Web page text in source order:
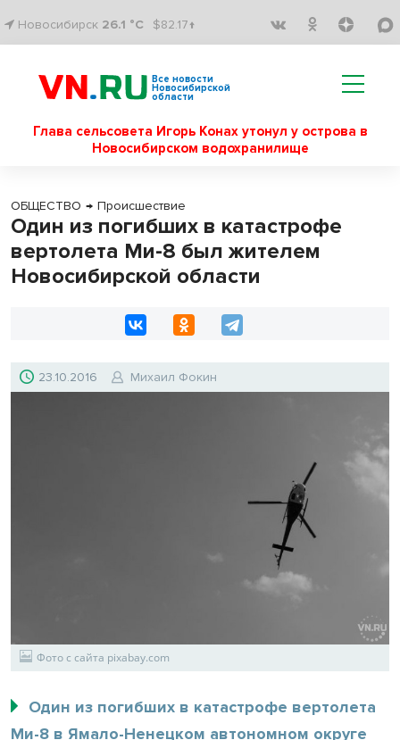
Новосибирск 26.1 °C $82.17↑
Все новости
Новосибирской
области
Глава сельсовета Игорь Конах утонул у острова в
Новосибирском водохранилище
ОБЩЕСТВО → Происшествие
Один из погибших в катастрофе
вертолета Ми-8 был жителем
Новосибирской области
23.10.2016 Михаил Фокин
Фото с сайта pixabay.com
Один из погибших в катастрофе вертолета
Ми-8 в Ямало-Ненецком автономном округе